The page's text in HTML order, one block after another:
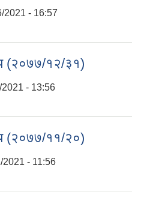
2021 - 16:57
(२०७७/१२/३१)
- 13:56
(२०७७/११/२०)
2021 - 11:56